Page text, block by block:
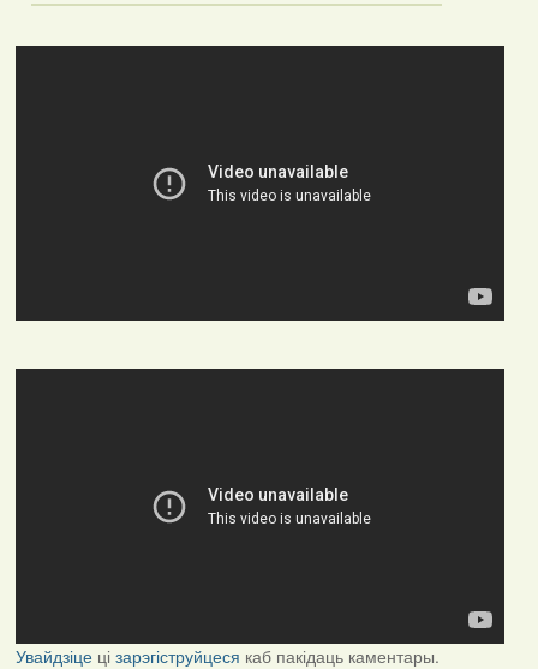
Увайдзіцеці зарэгіструйцеся каб пакідаць каментары.